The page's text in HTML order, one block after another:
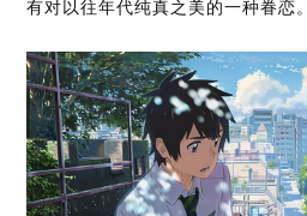
有对以往年代纯真之美的一种眷恋。